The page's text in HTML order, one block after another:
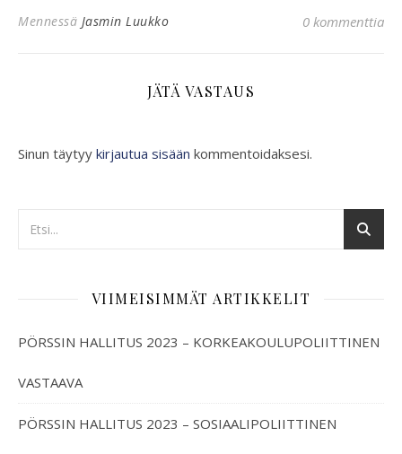
Mennessä Jasmin Luukko 0 kommenttia
JÄTÄ VASTAUS
Sinun täytyy kirjautua sisään kommentoidaksesi.
VIIMEISIMMÄT ARTIKKELIT
PÖRSSIN HALLITUS 2023 – KORKEAKOULUPOLIITTINEN
VASTAAVA
PÖRSSIN HALLITUS 2023 – SOSIAALIPOLIITTINEN